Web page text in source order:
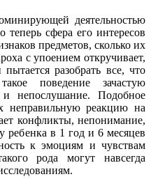
деятельностью
сфера его интересов
предметов, сколько их
с упоением откручивает,
разобрать все, что
поведение зачастую
и непослушание. Подобное
неправильную реакцию на
конфликты, непонимание,
ребенка в 1 год и 6 месяцев
к эмоциям и чувствам
рода могут навсегда